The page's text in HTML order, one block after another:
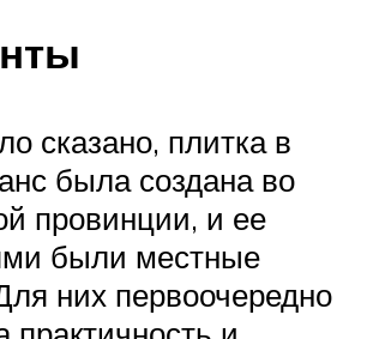
сказано, плитка в
была создана во
провинции, и ее
были местные
них первоочередно